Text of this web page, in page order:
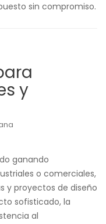
sin compromiso.
y
ganando
o comerciales,
y proyectos de diseño
sofisticado, la
al